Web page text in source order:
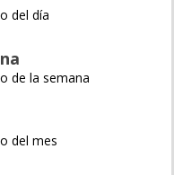
del día
de la semana
del mes